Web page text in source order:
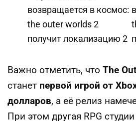
Важно отметить, что The
станет первой игрой от
долларов, а её релиз
При этом другая RPG